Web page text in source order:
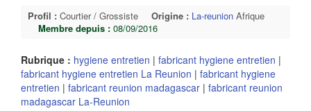
Profil : Courtier / Grossiste Origine : La-reunion Afrique
Membre depuis : 08/09/2016
Rubrique : hygiene entretien | fabricant hygiene entretien |
fabricant hygiene entretien La Reunion | fabricant hygiene
entretien | fabricant reunion madagascar | fabricant reunion
madagascar La-Reunion